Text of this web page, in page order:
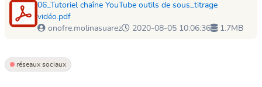
06_Tutoriel chaîne YouTube outils de sous_titrage
vidéo.pdf
onofre.molinasuarez
2020-08-05 10:06:36 1.7MB
réseaux sociaux